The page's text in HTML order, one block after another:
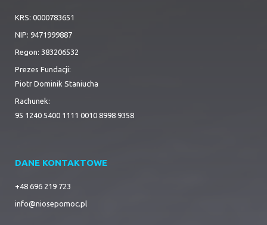
KRS: 0000783651
NIP: 9471999887
Regon: 383206532
Prezes Fundacji:
Piotr Dominik Staniucha
Rachunek:
95 1240 5400 1111 0010 8998 9358
DANE KONTAKTOWE
+48 696 219 723
info@niosepomoc.pl